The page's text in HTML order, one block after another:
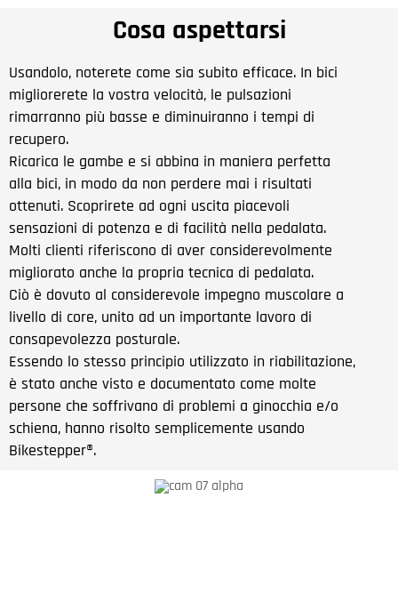
Cosa aspettarsi
Usandolo, noterete come sia subito efficace. In bici
migliorerete la vostra velocità, le pulsazioni
rimarranno più basse e diminuiranno i tempi di
recupero.
Ricarica le gambe e si abbina in maniera perfetta
alla bici, in modo da non perdere mai i risultati
ottenuti. Scoprirete ad ogni uscita piacevoli
sensazioni di potenza e di facilità nella pedalata.
Molti clienti riferiscono di aver considerevolmente
migliorato anche la propria tecnica di pedalata.
Ciò è dovuto al considerevole impegno muscolare a
livello di core, unito ad un importante lavoro di
consapevolezza posturale.
Essendo lo stesso principio utilizzato in riabilitazione,
è stato anche visto e documentato come molte
persone che soffrivano di problemi a ginocchia e/o
schiena, hanno risolto semplicemente usando
Bikestepper®.